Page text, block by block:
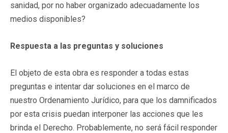
sanidad, por no haber organizado adecuadamente los
medios disponibles?
Respuesta a las preguntas y soluciones
El objeto de esta obra es responder a todas estas
preguntas e intentar dar soluciones en el marco de
nuestro Ordenamiento Jurídico, para que los damnificados
por esta crisis puedan interponer las acciones que les
brinda el Derecho. Probablemente, no será fácil responder